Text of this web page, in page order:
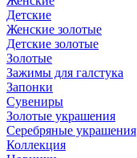
Детские
Женские золотые
Детские золотые
Золотые
Зажимы для галстука
Запонки
Сувениры
Золотые украшения
Серебряные украшения
Коллекция